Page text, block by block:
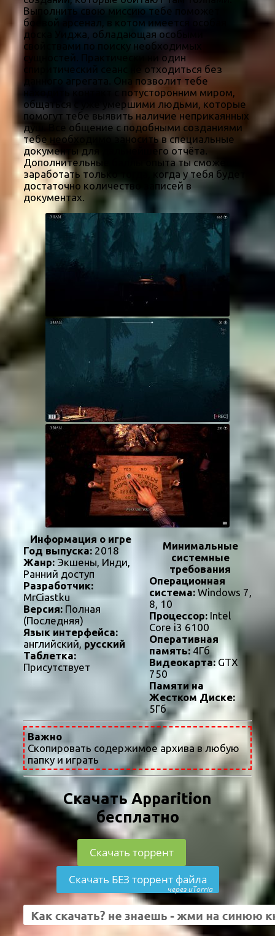
Выполнить свою миссию тебе поможет
боевой арсенал, в котом имеется особая
доска Уиджа, обладающая особыми
свойствами по поиску необходимых
сущностей. Практически ни один
спиритический сеанс не отходиться без
данного агрегата. Она позволит тебе
находить контакт с потусторонним миром,
общаться с уже умершими людьми, которые
помогут тебе выявить наличие неприкаянных
душ. Все общение с подобными созданиями
тебе необходимо заносить в специальные
документы для дальнейшего отчёта.
Дополнительные баллы опыта ты сможешь
заработать только тогда, когда у тебя будет
достаточно количество записей в
документах.
Информация о игре
Год выпуска: 2018
Жанр: Экшены, Инди,
Ранний доступ
Разработчик:
MrCiastku
Версия: Полная
(Последняя)
Язык интерфейса:
английский, русский
Таблетка:
Присутствует
Минимальные
системные
требования
Операционная
система:Windows 7,
8, 10
Процессор:Intel
Core i3 6100
Оперативная
память:4Гб
Видеокарта:GTX
750
Памяти на
Жестком Диске:
5Гб
Важно
Скопировать содержимое архива в любую
папку и играть
Скачать Apparition
бесплатно
Скачать торрент
Скачать БЕЗ торрент файла
через uTorria